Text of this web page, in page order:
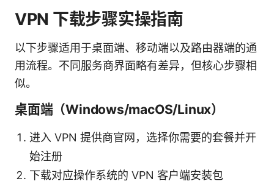
VPN 下载步骤实操指南
以下步骤适用于桌面端、移动端以及路由器端的通
用流程。不同服务商界面略有差异，但核心步骤相
似。
桌面端（Windows/macOS/Linux）
进入 VPN 提供商官网，选择你需要的套餐并开
始注册
下载对应操作系统的 VPN 客户端安装包